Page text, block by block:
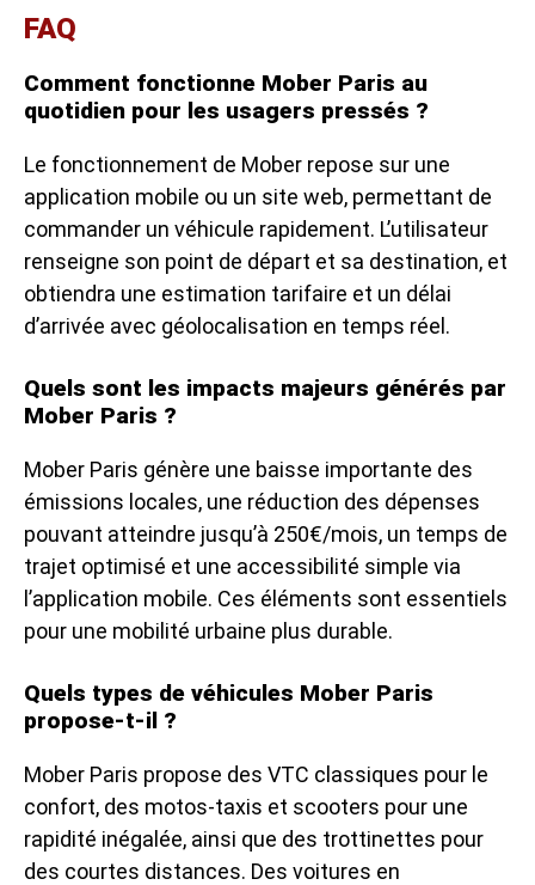
FAQ
Comment fonctionne Mober Paris au
quotidien pour les usagers pressés ?
Le fonctionnement de Mober repose sur une
application mobile ou un site web, permettant de
commander un véhicule rapidement. L’utilisateur
renseigne son point de départ et sa destination, et
obtiendra une estimation tarifaire et un délai
d’arrivée avec géolocalisation en temps réel.
Quels sont les impacts majeurs générés par
Mober Paris ?
Mober Paris génère une baisse importante des
émissions locales, une réduction des dépenses
pouvant atteindre jusqu’à 250€/mois, un temps de
trajet optimisé et une accessibilité simple via
l’application mobile. Ces éléments sont essentiels
pour une mobilité urbaine plus durable.
Quels types de véhicules Mober Paris
propose-t-il ?
Mober Paris propose des VTC classiques pour le
confort, des motos-taxis et scooters pour une
rapidité inégalée, ainsi que des trottinettes pour
des courtes distances. Des voitures en